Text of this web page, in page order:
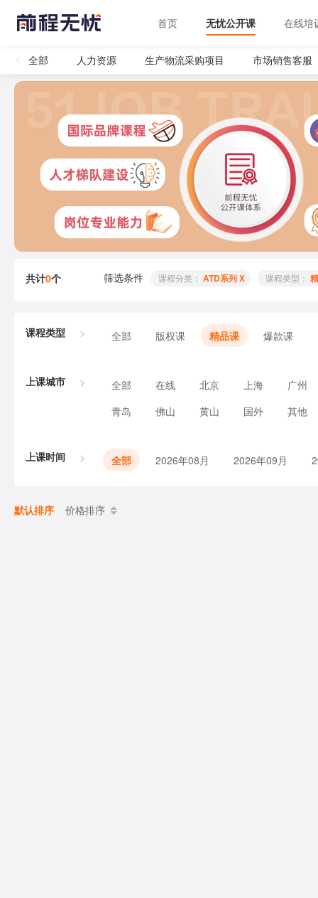
首页 无忧公开课 在线培
全部 人力资源 生产物流采购项目 市场销售客服
共计0个 筛选条件 课程分类： ATD系列 X 课程类型：
课程类型 全部 版权课 精品课 爆款课
上课城市 全部 在线 北京 上海
广州
青岛
佛山 黄山 国外 其他
上课时间 全部 2026年08月 2026年09月
默认排序 价格排序